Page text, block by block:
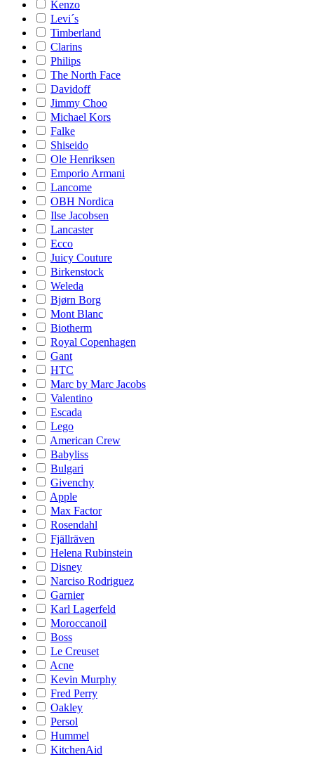
Kenzo
Levi´s
Timberland
Clarins
Philips
The North Face
Davidoff
Jimmy Choo
Michael Kors
Falke
Shiseido
Ole Henriksen
Emporio Armani
Lancome
OBH Nordica
Ilse Jacobsen
Lancaster
Ecco
Juicy Couture
Birkenstock
Weleda
Bjørn Borg
Mont Blanc
Biotherm
Royal Copenhagen
Gant
HTC
Marc by Marc Jacobs
Valentino
Escada
Lego
American Crew
Babyliss
Bulgari
Givenchy
Apple
Max Factor
Rosendahl
Fjällräven
Helena Rubinstein
Disney
Narciso Rodriguez
Garnier
Karl Lagerfeld
Moroccanoil
Boss
Le Creuset
Acne
Kevin Murphy
Fred Perry
Oakley
Persol
Hummel
KitchenAid